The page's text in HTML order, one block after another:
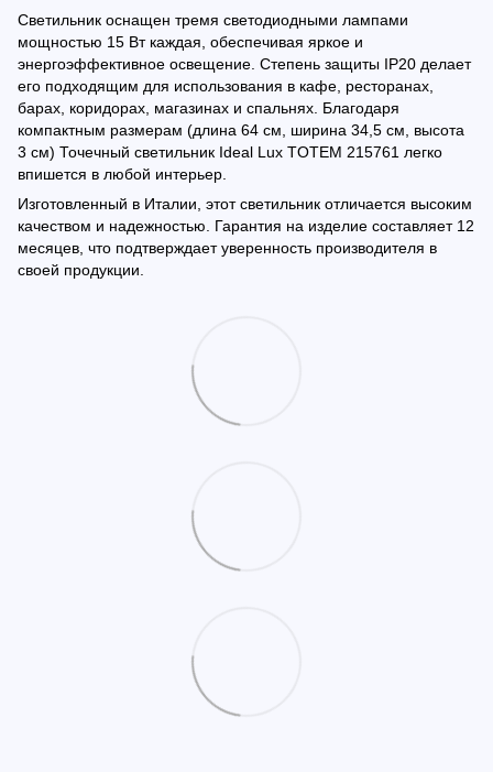
Светильник оснащен тремя светодиодными лампами
мощностью 15 Вт каждая, обеспечивая яркое и
энергоэффективное освещение. Степень защиты IP20 делает
его подходящим для использования в кафе, ресторанах,
барах, коридорах, магазинах и спальнях. Благодаря
компактным размерам (длина 64 см, ширина 34,5 см, высота
3 см) Точечный светильник Ideal Lux TOTEM 215761 легко
впишется в любой интерьер.
Изготовленный в Италии, этот светильник отличается высоким
качеством и надежностью. Гарантия на изделие составляет 12
месяцев, что подтверждает уверенность производителя в
своей продукции.